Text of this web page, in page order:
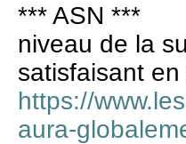
*** ASN ***
niveau de la
satisfaisant
https://
aura-